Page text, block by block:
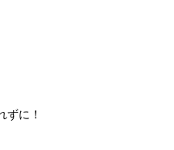
ずに！